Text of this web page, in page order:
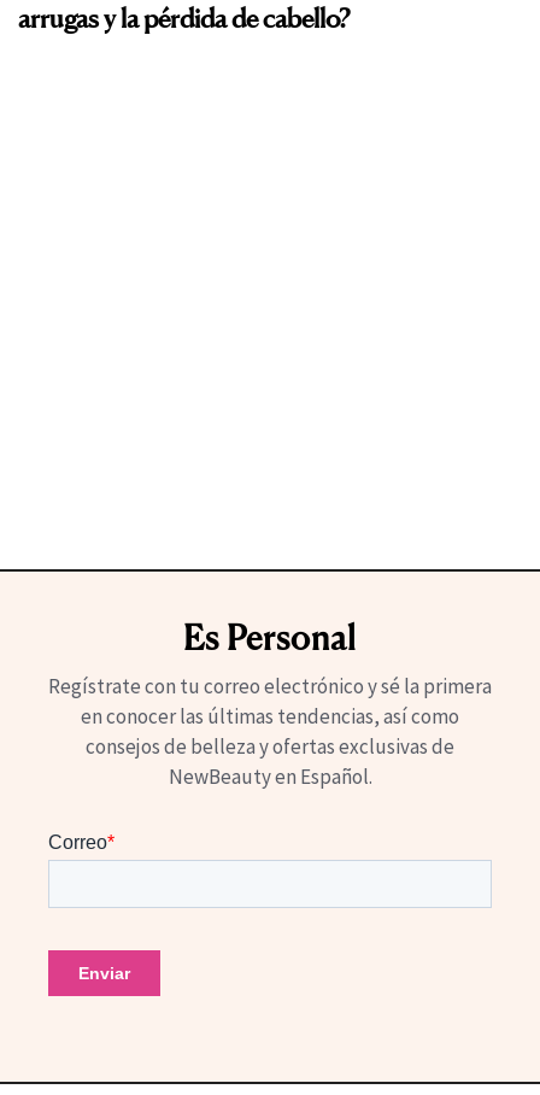
arrugas y la pérdida de cabello?
Es Personal
Regístrate con tu correo electrónico y sé la primera
en conocer las últimas tendencias, así como
consejos de belleza y ofertas exclusivas de
NewBeauty en Español.